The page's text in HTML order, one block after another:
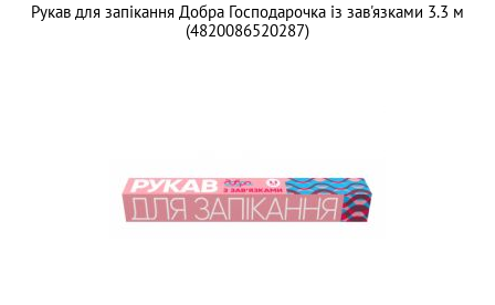
Рукав для запікання Добра Господарочка із зав'язками 3.3 м
(4820086520287)